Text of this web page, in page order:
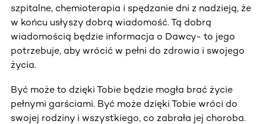
szpitalne, chemioterapia i spędzanie dni z nadzieją, że
w końcu usłyszy dobrą wiadomość. Tą dobrą
wiadomością będzie informacja o Dawcy- to jego
potrzebuje, aby wrócić w pełni do zdrowia i swojego
życia.
Być może to dzięki Tobie będzie mogła brać życie
pełnymi garściami. Być może dzięki Tobie wróci do
swojej rodziny i wszystkiego, co zabrała jej choroba.